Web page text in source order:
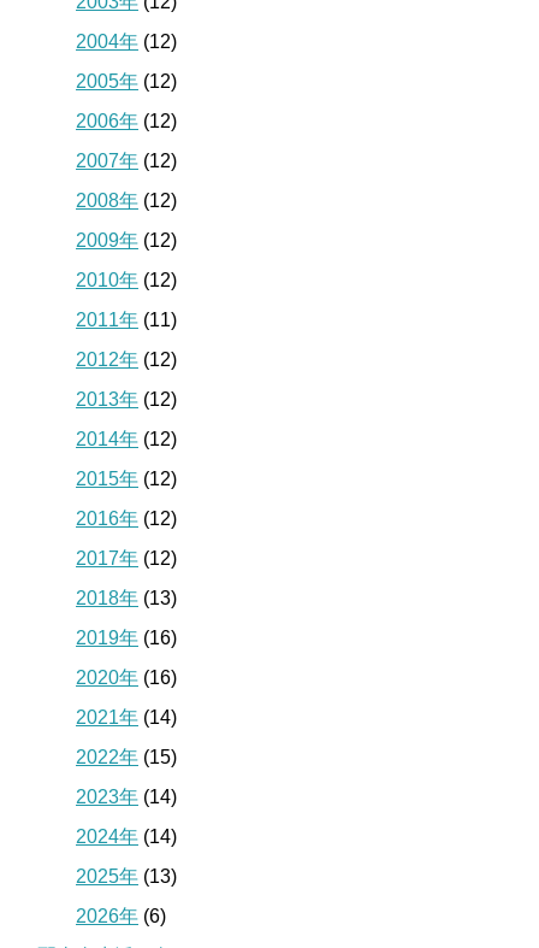
2004年 (12)
2005年 (12)
2006年 (12)
2007年 (12)
2008年 (12)
2009年 (12)
2010年 (12)
2011年 (11)
2012年 (12)
2013年 (12)
2014年 (12)
2015年 (12)
2016年 (12)
2017年 (12)
2018年 (13)
2019年 (16)
2020年 (16)
2021年 (14)
2022年 (15)
2023年 (14)
2024年 (14)
2025年 (13)
2026年 (6)